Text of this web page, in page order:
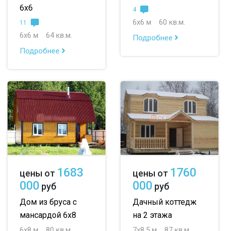
6х6
11
6х6 м
64 кв.м.
Подробнее
4
6х6 м
60 кв.м.
Подробнее
цены от 1683
000 руб
Дом из бруса с
мансардой 6х8
цены от 1760
000 руб
Дачный коттедж
на 2 этажа